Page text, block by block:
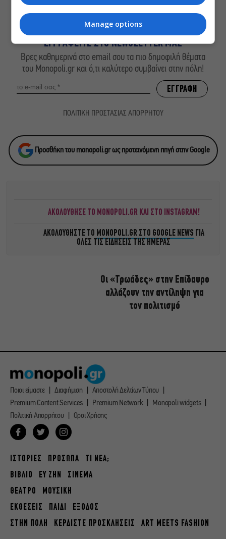
ΕΓΓΡΑΦΕΙΤΕ ΣΤΟ NEWSLETTER ΜΑΣ
Βρες καθημερινά στο email σου τα πιο δημοφιλή θέματα
του Monopoli.gr και ό,τι καλύτερο συμβαίνει στην πόλη!
ΠΟΛΙΤΙΚΗ ΠΡΟΣΤΑΣΙΑΣ ΑΠΟΡΡΗΤΟΥ
Προσθήκη του monopoli.gr ως προτεινόμενη πηγή στην Google
ΑΚΟΛΟΥΘΗΣΕ ΤΟ MONOPOLI.GR ΚΑΙ ΣΤΟ INSTAGRAM!
ΑΚΟΛΟΥΘΗΣΤΕ ΤΟ MONOPOLI.GR ΣΤΟ GOOGLE NEWS ΓΙΑ
ΟΛΕΣ ΤΙΣ ΕΙΔΗΣΕΙΣ ΤΗΣ ΗΜΕΡΑΣ
Οι «Τρωάδες» στην Επίδαυρο
αλλάζουν την αντίληψη για
τον πολιτισμό
Ποιοι είμαστε Διαφήμιση
Αποστολή Δελτίων Τύπου
Premium Content Services
Premium Network
Monopoli widgets
Πολιτική Απορρήτου
Οροι Χρήσης
ΙΣΤΟΡΙΕΣ ΠΡΟΣΩΠΑ
ΤΙ ΝΕΑ;
ΒΙΒΛΙΟ
ΕΥ ΖΗΝ
ΣΙΝΕΜΑ
ΘΕΑΤΡΟ
ΜΟΥΣΙΚΗ
ΕΚΘΕΣΕΙΣ
ΠΑΙΔΙ
ΕΞΟΔΟΣ
ΣΤΗΝ ΠΟΛΗ
ΚΕΡΔΙΣΤΕ ΠΡΟΣΚΛΗΣΕΙΣ ART MEETS FASHION
Manage options